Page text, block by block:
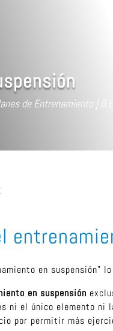
de Entrenamiento 0
en suspensión”
en suspensión
ni el único elemento ni
por permitir más